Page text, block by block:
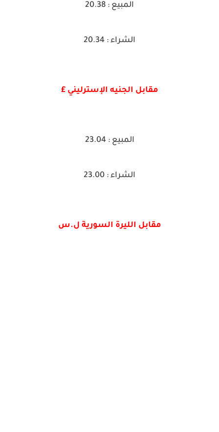
المبيع : 20.38
الشراء : 20.34
مقابل الجنيه الإسترليني £
المبيع : 23.04
الشراء : 23.00
مقابل الليرة السورية ل.س